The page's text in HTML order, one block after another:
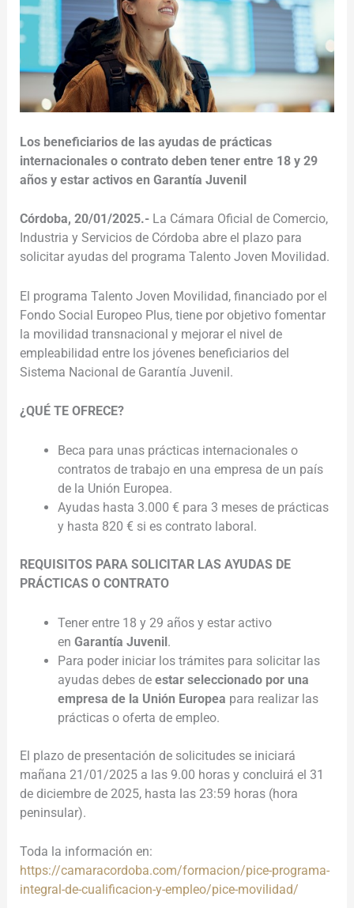
Los beneficiarios de las ayudas de prácticas
internacionales o contrato deben tener entre 18 y 29
años y estar activos en Garantía Juvenil
Córdoba, 20/01/2025.-La Cámara Oficial de Comercio,
Industria y Servicios de Córdoba abre el plazo para
solicitar ayudas del programa Talento Joven Movilidad.
El programa Talento Joven Movilidad, financiado por el
Fondo Social Europeo Plus, tiene por objetivo fomentar
la movilidad transnacional y mejorar el nivel de
empleabilidad entre los jóvenes beneficiarios del
Sistema Nacional de Garantía Juvenil.
¿QUÉ TE OFRECE?
Beca para unas prácticas internacionales o
contratos de trabajo en una empresa de un país
de la Unión Europea.
Ayudas hasta 3.000 € para 3 meses de prácticas
y hasta 820 € si es contrato laboral.
REQUISITOS PARA SOLICITAR LAS AYUDAS DE
PRÁCTICAS O CONTRATO
Tener entre 18 y 29 años y estar activo
en Garantía Juvenil.
Para poder iniciar los trámites para solicitar las
ayudas debes de estar seleccionado por una
empresa de la Unión Europea para realizar las
prácticas o oferta de empleo.
El plazo de presentación de solicitudes se iniciará
mañana 21/01/2025 a las 9.00 horas y concluirá el 31
de diciembre de 2025, hasta las 23:59 horas (hora
peninsular).
Toda la información en:
https://camaracordoba.com/formacion/pice-programa-
integral-de-cualificacion-y-empleo/pice-movilidad/